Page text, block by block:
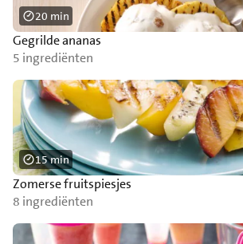
Gegrilde ananas
5 ingrediënten
20 min
Zomerse fruitspiesjes
8 ingrediënten
15 min